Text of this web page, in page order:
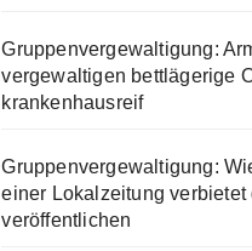
Gruppenvergewaltigung:
vergewaltigen bettlägerige
krankenhausreif
Gruppenvergewaltigung:
einer Lokalzeitung verbietet
veröffentlichen